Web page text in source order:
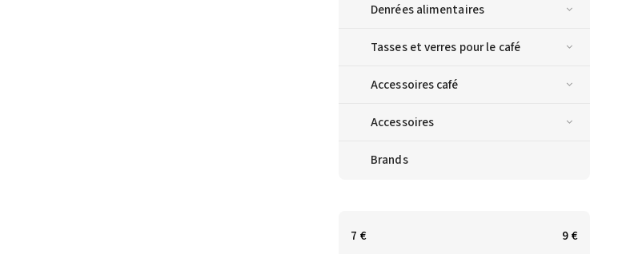
Denrées alimentaires
Tasses et verres pour le café
Accessoires café
Accessoires
Brands
7 € 9€